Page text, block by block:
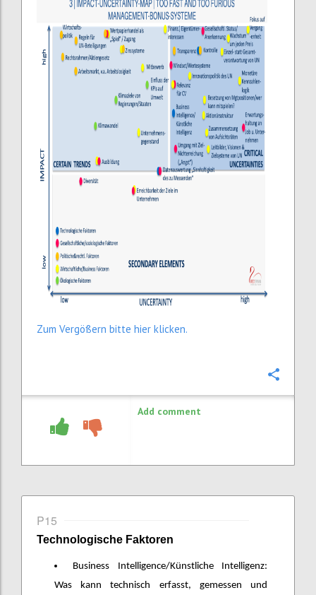
Zum Vergößern bitte hier klicken.
Add comment
P15
Technologische Faktoren
Business Intelligence/Künstliche Intelligenz:
Was kann technisch erfasst, gemessen und